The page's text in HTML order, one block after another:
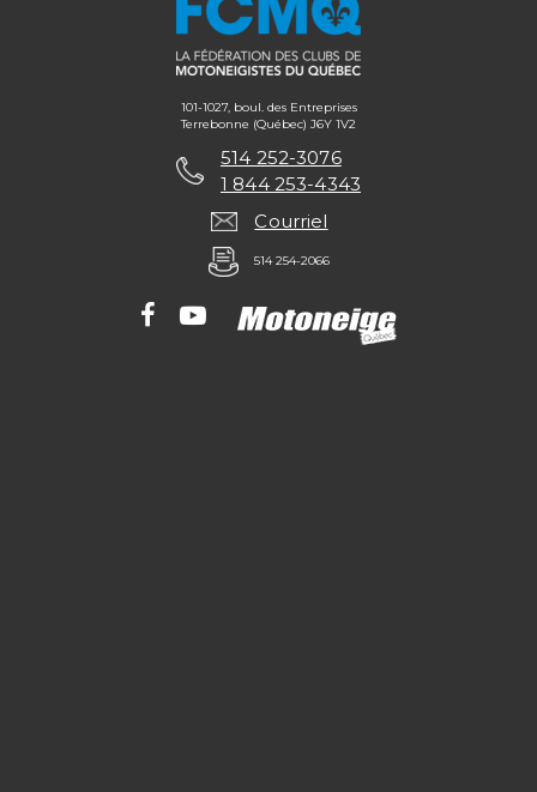
101-1027, boul. des Entreprises
Terrebonne (Québec) J6Y 1V2
514 252-3076
1 844 253-4343
Courriel
514 254-2066